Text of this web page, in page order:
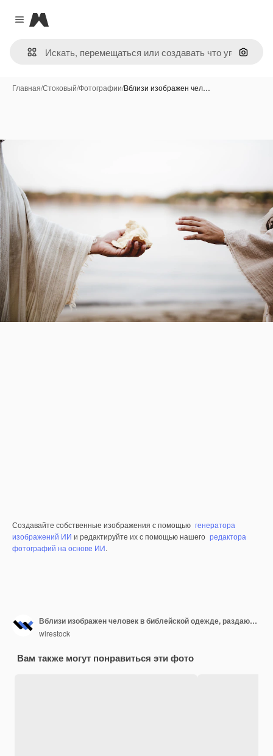
Close menu
Magnific
Поиск
Главная/Стоковый/Фотографии/Вблизи изображен чел…
Создавайте собственные изображения с помощью генератора
изображений ИИ и редактируйте их с помощью нашего редактора
фотографий на основе ИИ.
Вблизи изображен человек в библейской одежде, раздающий хлеб другому человеку
wirestock
Вам также могут понравиться эти фото